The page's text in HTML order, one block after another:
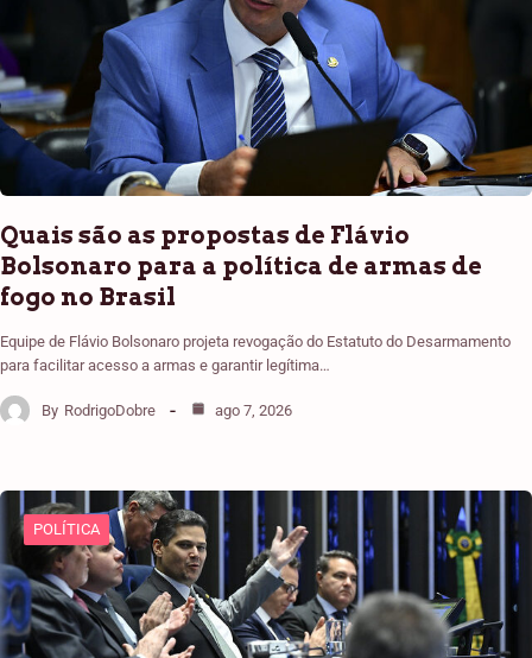
Quais são as propostas de Flávio
Bolsonaro para a política de armas de
fogo no Brasil
Equipe de Flávio Bolsonaro projeta revogação do Estatuto do Desarmamento
para facilitar acesso a armas e garantir legítima…
By RodrigoDobre ago 7, 2026
POLÍTICA